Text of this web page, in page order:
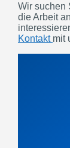
Wir suchen
die Arbeit
Kontakt mit